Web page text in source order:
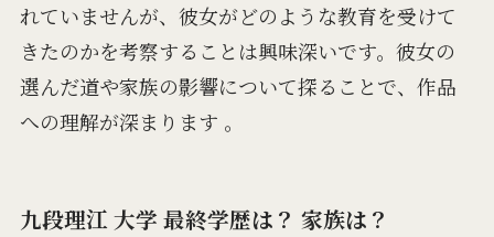
れていませんが、彼女がどのような教育を受けて
きたのかを考察することは興味深いです。彼女の
選んだ道や家族の影響について探ることで、作品
への理解が深まります​ 。
九段理江 大学 最終学歴は？ 家族は？